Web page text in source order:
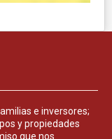
e inversores;
y propiedades
que nos